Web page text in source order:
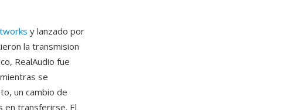
y lanzado por
la transmision
RealAudio fue
se
un cambio de
en transferirse. El